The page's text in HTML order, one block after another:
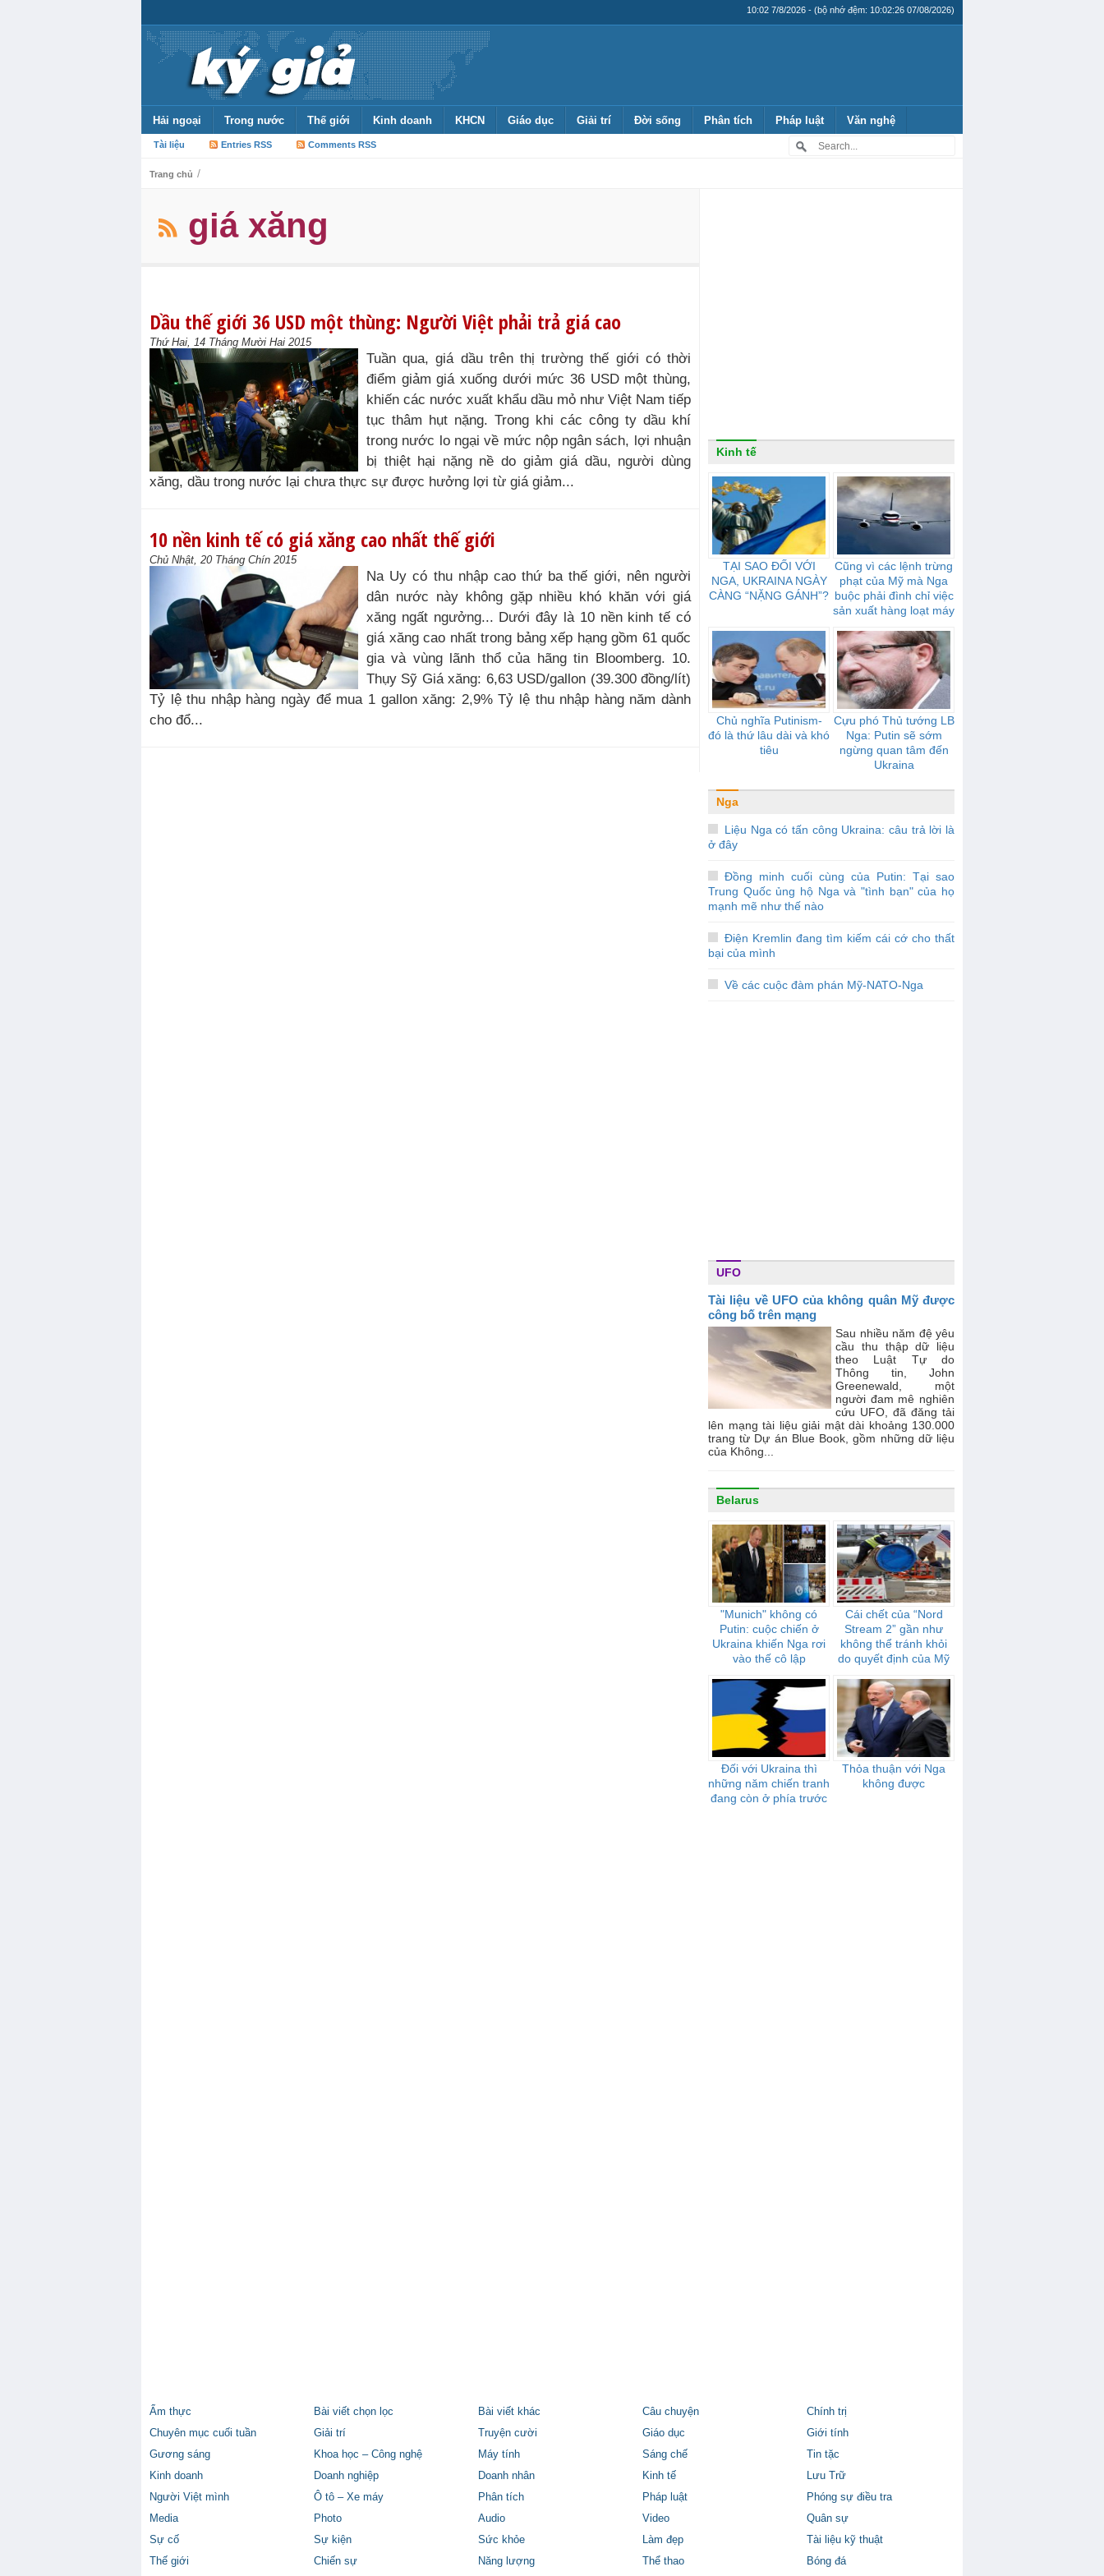
10:02 7/8/2026 - (bộ nhớ đệm: 10:02:26 07/08/2026)
Hải ngoại Trong nước Thế giới Kinh doanh KHCN Giáo dục Giải trí Đời sống Phân tích Pháp luật Văn nghệ
Tài liệu Entries RSS Comments RSS
Trang chủ /
giá xăng
Dầu thế giới 36 USD một thùng: Người Việt phải trả giá cao
Thứ Hai, 14 Tháng Mười Hai 2015
Tuần qua, giá dầu trên thị trường thế giới có thời
điểm giảm giá xuống dưới mức 36 USD một thùng,
khiến các nước xuất khẩu dầu mỏ như Việt Nam tiếp
tục thâm hụt nặng. Trong khi các công ty dầu khí
trong nước lo ngại về mức nộp ngân sách, lợi nhuận
bị thiệt hại nặng nề do giảm giá dầu, người dùng
xăng, dầu trong nước lại chưa thực sự được hưởng lợi từ giá giảm...
10 nền kinh tế có giá xăng cao nhất thế giới
Chủ Nhật, 20 Tháng Chín 2015
Na Uy có thu nhập cao thứ ba thế giới, nên người
dân nước này không gặp nhiều khó khăn với giá
xăng ngất ngưởng... Dưới đây là 10 nền kinh tế có
giá xăng cao nhất trong bảng xếp hạng gồm 61 quốc
gia và vùng lãnh thổ của hãng tin Bloomberg. 10.
Thụy Sỹ Giá xăng: 6,63 USD/gallon (39.300 đồng/lít)
Tỷ lệ thu nhập hàng ngày để mua 1 gallon xăng: 2,9% Tỷ lệ thu nhập hàng năm dành
cho đổ...
Kinh tế
TẠI SAO ĐỐI VỚI
NGA, UKRAINA NGÀY
CÀNG “NẶNG GÁNH”?
Cũng vì các lệnh trừng
phạt của Mỹ mà Nga
buộc phải đình chỉ việc
sản xuất hàng loạt máy
cạnh tranh với Boeing
Chủ nghĩa Putinism-
đó là thứ lâu dài và khó
tiêu
Cựu phó Thủ tướng LB
Nga: Putin sẽ sớm
ngừng quan tâm đến
Ukraina
Nga
Liệu Nga có tấn công Ukraina: câu trả lời là
ở đây
Đồng minh cuối cùng của Putin: Tại sao
Trung Quốc ủng hộ Nga và "tình bạn" của họ
mạnh mẽ như thế nào
Điện Kremlin đang tìm kiếm cái cớ cho thất
bại của mình
Về các cuộc đàm phán Mỹ-NATO-Nga
UFO
Tài liệu về UFO của không quân Mỹ được
công bố trên mạng
Sau nhiều năm đệ yêu
cầu thu thập dữ liệu
theo Luật Tự do
Thông tin, John
Greenewald, một
người đam mê nghiên
cứu UFO, đã đăng tải
lên mạng tài liệu giải mật dài khoảng 130.000
trang từ Dự án Blue Book, gồm những dữ liệu
của Không...
Belarus
"Munich" không có
Putin: cuộc chiến ở
Ukraina khiến Nga rơi
vào thế cô lập
Cái chết của “Nord
Stream 2” gần như
không thể tránh khỏi
do quyết định của Mỹ
Đối với Ukraina thì
những năm chiến tranh
đang còn ở phía trước
Thỏa thuận với Nga
không được
Ẩm thực Bài viết chọn lọc Bài viết khác Câu chuyện
Chính trị
Chuyên mục cuối tuần
Giải trí Truyện cười Giáo dục
Giới tính
Gương sáng
Khoa học – Công nghệ Máy tính Sáng chế
Tin tặc
Kinh doanh
Doanh nghiệp Doanh nhân Kinh tế
Lưu Trữ
Người Việt mình
Ô tô – Xe máy Phân tích Pháp luật
Phóng sự điều tra
Media
Photo Audio Video
Quân sự
Sự cố
Sự kiện Sức khỏe Làm đẹp
Tài liệu kỹ thuật
Thế giới
Chiến sự Năng lượng Thể thao Bóng đá